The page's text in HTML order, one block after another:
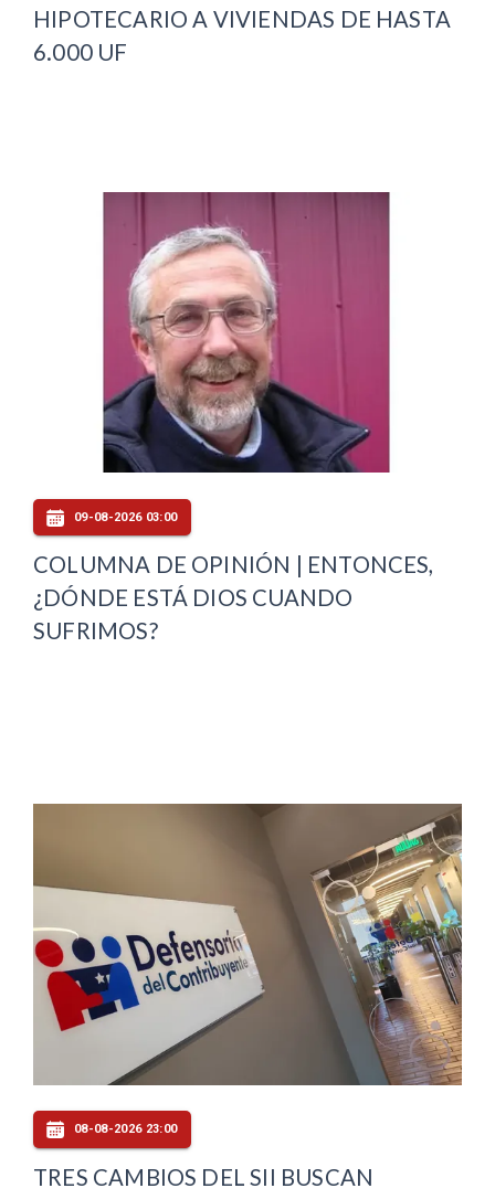
HIPOTECARIO A VIVIENDAS DE HASTA
6.000 UF
09-08-2026 03:00
COLUMNA DE OPINIÓN | ENTONCES,
¿DÓNDE ESTÁ DIOS CUANDO
SUFRIMOS?
08-08-2026 23:00
TRES CAMBIOS DEL SII BUSCAN